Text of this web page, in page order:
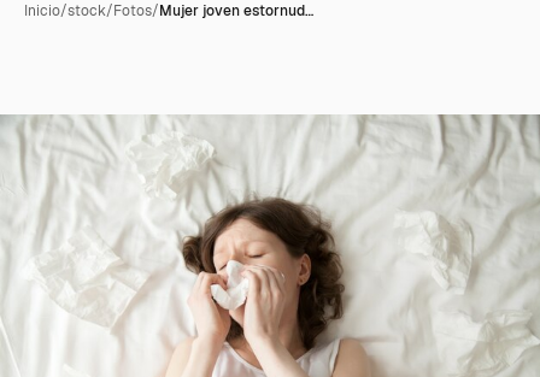
Inicio/stock/Fotos/Mujer joven estornud…